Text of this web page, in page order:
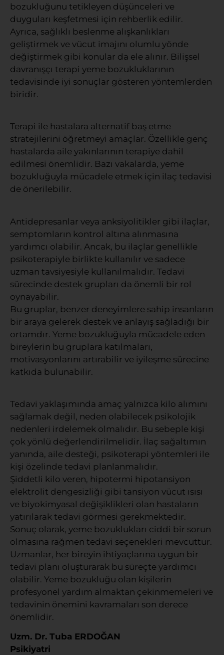
bozukluğunu tetikleyen düşünceleri ve
duyguları keşfetmesi için rehberlik edilir.
Ayrıca, sağlıklı beslenme alışkanlıkları
geliştirmek ve vücut imajını olumlu yönde
değiştirmek gibi konular da ele alınır. Bilişsel
davranışçı terapi yeme bozukluklarının
tedavisinde iyi sonuçlar gösteren yöntemlerden
biridir.
Terapi ile hastalara alternatif baş etme
stratejilerini öğretmeyi amaçlar. Özellikle genç
hastalarda aile yakınlarının terapiye dahil
edilmesi önemlidir. Bazı vakalarda, yeme
bozukluğuyla mücadele etmek için ilaç tedavisi
de önerilebilir.
Antidepresanlar veya anksiyolitikler gibi ilaçlar,
semptomların kontrol altına alınmasına
yardımcı olabilir. Ancak, bu ilaçlar genellikle
psikoterapiyle birlikte kullanılır ve sadece
uzman tavsiyesiyle kullanılmalıdır. Tedavi
sürecinde destek grupları da önemli bir rol
oynayabilir.
Bu gruplar, benzer deneyimlere sahip insanların
bir araya gelerek destek ve anlayış sağladığı bir
ortamdır. Yeme bozukluğuyla mücadele eden
bireylerin bu gruplara katılmaları,
motivasyonlarını artırabilir ve iyileşme sürecine
katkıda bulunabilir.
Tedavi yaklaşımında amaç yalnızca kilo alımını
sağlamak değil, neden olabilecek psikolojik
nedenleri irdelemek olmalıdır. Bu sebeple kişi
çok yönlü değerlendirilmelidir. İlaç sağaltımın
yanında, aile desteği, psikoterapi yöntemleri ile
kişi özelinde tedavi planlanmalıdır.
Şiddetli kilo veren, hipotermi hipotansiyon
elektrolit dengesizliği gibi tansiyon vücut ısısı
ve biyokimyasal değişiklikleri olan hastaların
yatırılarak tedavi görmesi gerekmektedir.
Sonuç olarak, yeme bozuklukları ciddi bir sorun
olmasına rağmen tedavi seçenekleri mevcuttur.
Uzmanlar, her bireyin ihtiyaçlarına uygun bir
tedavi planı oluşturarak bu süreçte yardımcı
olabilir. Yeme bozukluğu olan kişilerin
profesyonel yardım almaktan çekinmemeleri ve
tedavinin önemini kavramaları son derece
önemlidir.
Uzm. Dr. Tuba ERDOĞAN
Psikiyatri